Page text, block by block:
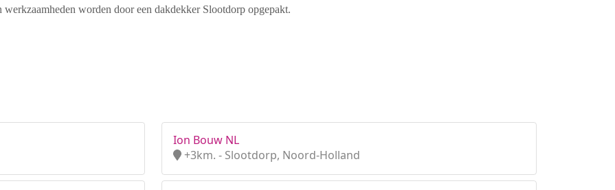
worden door een dakdekker Slootdorp opgepakt.
Ion Bouw NL
+3km. - Slootdorp, Noord-Holland